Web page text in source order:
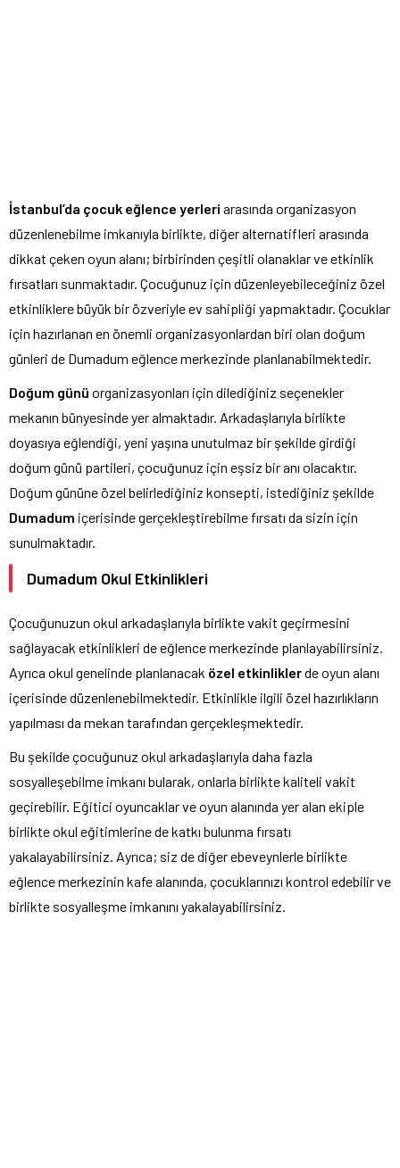
İstanbul’da çocuk eğlence yerleri arasında organizasyon
düzenlenebilme imkanıyla birlikte, diğer alternatifleri arasında
dikkat çeken oyun alanı; birbirinden çeşitli olanaklar ve etkinlik
fırsatları sunmaktadır. Çocuğunuz için düzenleyebileceğiniz özel
etkinliklere büyük bir özveriyle ev sahipliği yapmaktadır. Çocuklar
için hazırlanan en önemli organizasyonlardan biri olan doğum
günleri de Dumadum eğlence merkezinde planlanabilmektedir.
Doğum günü organizasyonları için dilediğiniz seçenekler
mekanın bünyesinde yer almaktadır. Arkadaşlarıyla birlikte
doyasıya eğlendiği, yeni yaşına unutulmaz bir şekilde girdiği
doğum günü partileri, çocuğunuz için eşsiz bir anı olacaktır.
Doğum gününe özel belirlediğiniz konsepti, istediğiniz şekilde
Dumadum içerisinde gerçekleştirebilme fırsatı da sizin için
sunulmaktadır.
Dumadum Okul Etkinlikleri
Çocuğunuzun okul arkadaşlarıyla birlikte vakit geçirmesini
sağlayacak etkinlikleri de eğlence merkezinde planlayabilirsiniz.
Ayrıca okul genelinde planlanacak özel etkinliklerde oyun alanı
içerisinde düzenlenebilmektedir. Etkinlikle ilgili özel hazırlıkların
yapılması da mekan tarafından gerçekleşmektedir.
Bu şekilde çocuğunuz okul arkadaşlarıyla daha fazla
sosyalleşebilme imkanı bularak, onlarla birlikte kaliteli vakit
geçirebilir. Eğitici oyuncaklar ve oyun alanında yer alan ekiple
birlikte okul eğitimlerine de katkı bulunma fırsatı
yakalayabilirsiniz. Ayrıca; siz de diğer ebeveynlerle birlikte
eğlence merkezinin kafe alanında, çocuklarınızı kontrol edebilir ve
birlikte sosyalleşme imkanını yakalayabilirsiniz.